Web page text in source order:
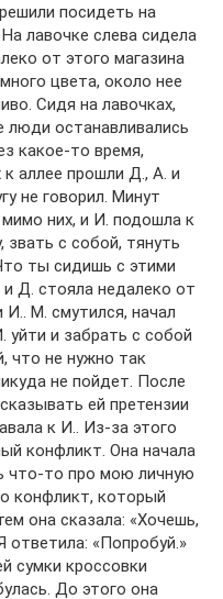
посидеть на
лавочке слева сидела
от этого магазина
цвета, около нее
Сидя на лавочках,
останавливались
какое-то время,
аллее прошли Д., А. и
не говорил. Минут
них, и И. подошла к
звать с собой, тянуть
ты сидишь с этими
и Д. стояла недалеко от
М. смутился, начал
уйти и забрать с собой
что не нужно так
не пойдет. После
ей претензии
к И.. Из-за этого
конфликт. Она начала
что-то про мою личную
конфликт, который
она сказала: «Хочешь,
«Попробуй.»
сумки кроссовки
До этого она